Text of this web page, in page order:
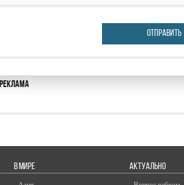
ОТПРАВИТЬ
Реклама
В МИРЕ АКТУАЛЬНО